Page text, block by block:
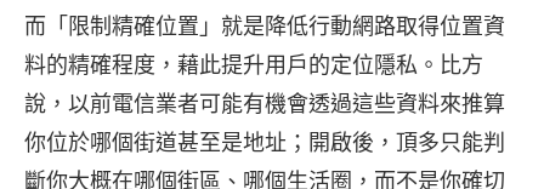
而「限制精確位置」就是降低行動網路取得位置資
料的精確程度，藉此提升用戶的定位隱私。比方
說，以前電信業者可能有機會透過這些資料來推算
你位於哪個街道甚至是地址；開啟後，頂多只能判
斷你大概在哪個街區、哪個生活圈，而不是你確切